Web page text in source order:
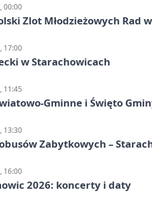
00:00
Zlot Młodzieżowych Rad
17:00
w Starachowicach
11:45
Gminne i Święto
13:30
Zabytkowych –
16:00
2026: koncerty i daty